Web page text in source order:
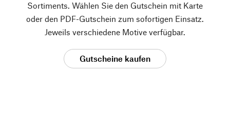
Sortiments. Wählen Sie den Gutschein mit Karte
oder den PDF-Gutschein zum sofortigen Einsatz.
Jeweils verschiedene Motive verfügbar.
Gutscheine kaufen